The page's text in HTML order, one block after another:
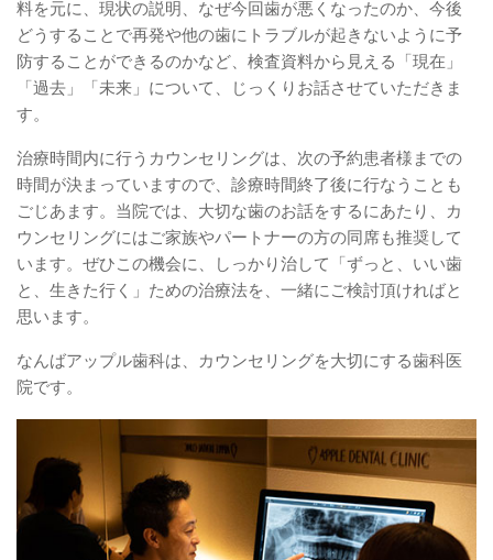
料を元に、現状の説明、なぜ今回歯が悪くなったのか、今後
どうすることで再発や他の歯にトラブルが起きないように予
防することができるのかなど、検査資料から見える「現在」
「過去」「未来」について、じっくりお話させていただきま
す。
治療時間内に行うカウンセリングは、次の予約患者様までの
時間が決まっていますので、診療時間終了後に行なうことも
ごじあます。当院では、大切な歯のお話をするにあたり、カ
ウンセリングにはご家族やパートナーの方の同席も推奨して
います。ぜひこの機会に、しっかり治して「ずっと、いい歯
と、生きた行く」ための治療法を、一緒にご検討頂ければと
思います。
なんばアップル歯科は、カウンセリングを大切にする歯科医
院です。